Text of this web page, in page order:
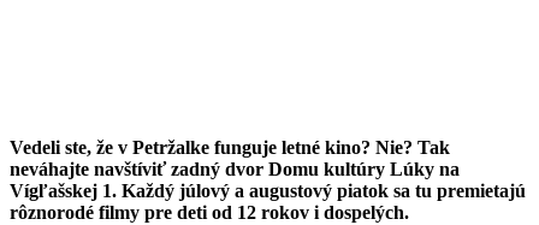
Vedeli ste, že v Petržalke funguje letné kino? Nie? Tak
neváhajte navštíviť zadný dvor Domu kultúry Lúky na
Vígľašskej 1. Každý júlový a augustový piatok sa tu premietajú
rôznorodé filmy pre deti od 12 rokov i dospelých.